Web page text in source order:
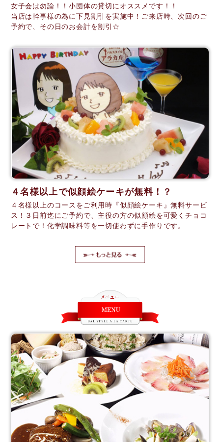
女子会は勿論！！小団体の貸切にオススメです！！
当店は幹事様の為に下見割引を実施中！ご来店時、次回のご
予約で、その日のお会計を割引☆
４名様以上で似顔絵ケーキが無料！？
４名様以上のコースをご利用時『似顔絵ケーキ』無料サービ
ス！３日前迄にご予約で、主役の方の似顔絵を可愛くチョコ
レートで！化学調味料等を一切使わずに手作りです。